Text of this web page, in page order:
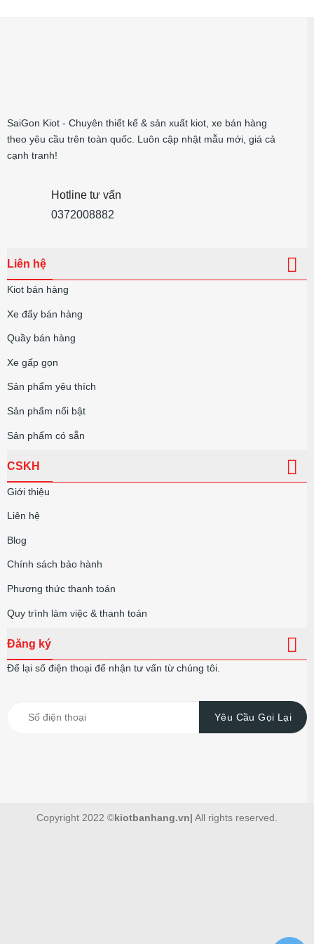
SaiGon Kiot - Chuyên thiết kế & sản xuất kiot, xe bán hàng
theo yêu cầu trên toàn quốc. Luôn cập nhật mẫu mới, giá cả
cạnh tranh!
Hotline tư vấn
0372008882
Liên hệ
Kiot bán hàng
Xe đẩy bán hàng
Quầy bán hàng
Xe gấp gọn
Sản phẩm yêu thích
Sản phẩm nổi bật
Sản phẩm có sẵn
CSKH
Giới thiệu
Liên hệ
Blog
Chính sách bảo hành
Phương thức thanh toán
Quy trình làm việc & thanh toán
Đăng ký
Để lại số điện thoại để nhận tư vấn từ chúng tôi.
Copyright 2022 ©kiotbanhang.vn| All rights reserved.